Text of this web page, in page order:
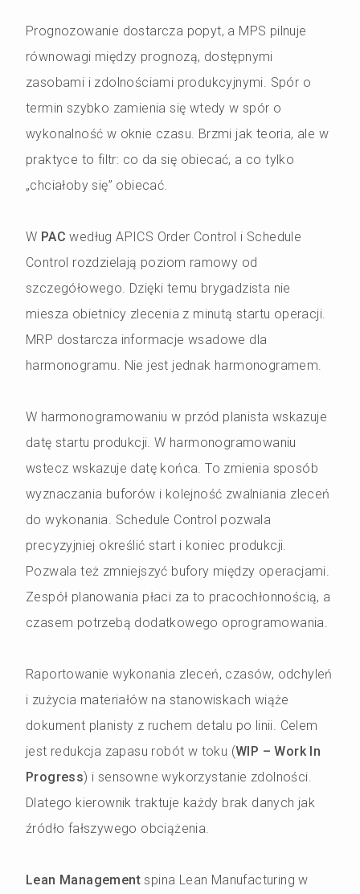
Prognozowanie dostarcza popyt, a MPS pilnuje
równowagi między prognozą, dostępnymi
zasobami i zdolnościami produkcyjnymi. Spór o
termin szybko zamienia się wtedy w spór o
wykonalność w oknie czasu. Brzmi jak teoria, ale w
praktyce to filtr: co da się obiecać, a co tylko
„chciałoby się” obiecać.
W PAC według APICS Order Control i Schedule
Control rozdzielają poziom ramowy od
szczegółowego. Dzięki temu brygadzista nie
miesza obietnicy zlecenia z minutą startu operacji.
MRP dostarcza informacje wsadowe dla
harmonogramu. Nie jest jednak harmonogramem.
W harmonogramowaniu w przód planista wskazuje
datę startu produkcji. W harmonogramowaniu
wstecz wskazuje datę końca. To zmienia sposób
wyznaczania buforów i kolejność zwalniania zleceń
do wykonania. Schedule Control pozwala
precyzyjniej określić start i koniec produkcji.
Pozwala też zmniejszyć bufory między operacjami.
Zespół planowania płaci za to pracochłonnością, a
czasem potrzebą dodatkowego oprogramowania.
Raportowanie wykonania zleceń, czasów, odchyleń
i zużycia materiałów na stanowiskach wiąże
dokument planisty z ruchem detalu po linii. Celem
jest redukcja zapasu robót w toku (WIP – Work In
Progress) i sensowne wykorzystanie zdolności.
Dlatego kierownik traktuje każdy brak danych jak
źródło fałszywego obciążenia.
Lean Management spina Lean Manufacturing w